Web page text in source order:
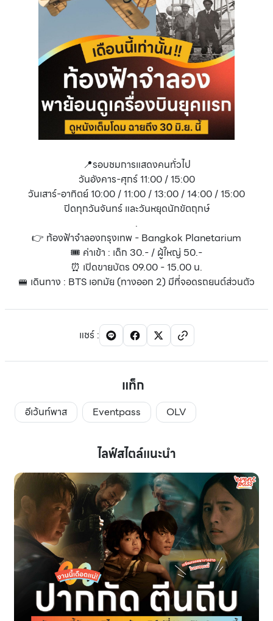
📍รอบชมการแสดงคนทั่วไป
วันอังคาร-ศุกร์ 11:00 / 15:00
วันเสาร์-อาทิตย์ 10:00 / 11:00 / 13:00 / 14:00 / 15:00
ปิดทุกวันจันทร์ และวันหยุดนักขัตฤกษ์
.
👉 ท้องฟ้าจำลองกรุงเทพ - Bangkok Planetarium
🎟️ ค่าเข้า : เด็ก 30.- / ผู้ใหญ่ 50.-
⏰ เปิดขายบัตร 09.00 - 15.00 น.
🚝 เดินทาง : BTS เอกมัย (ทางออก 2) มีที่จอดรถยนต์ส่วนตัว
แชร์:
แท็ก
อีเว้นท์พาส Eventpass OLV
ไลฟ์สไตล์แนะนำ